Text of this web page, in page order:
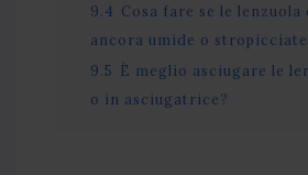
9.4 Cosa fare se le lenzuola
ancora umide o
9.5 È meglio asciugare le
o in asciugatrice?